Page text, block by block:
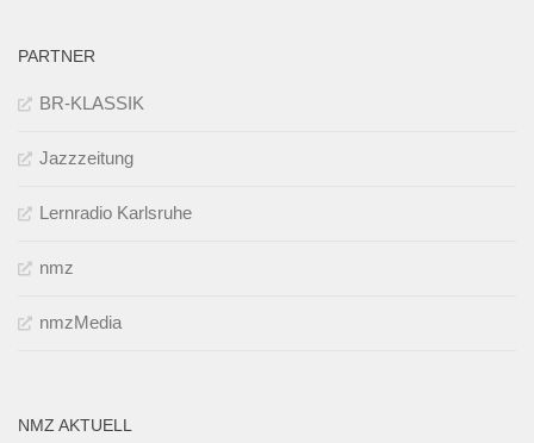
PARTNER
BR-KLASSIK
Jazzzeitung
Lernradio Karlsruhe
nmz
nmzMedia
NMZ AKTUELL